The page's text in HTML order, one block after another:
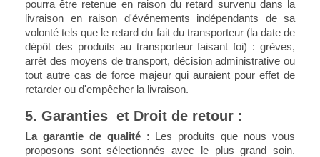
pourra être retenue en raison du retard survenu dans la
livraison en raison d'événements indépendants de sa
volonté tels que le retard du fait du transporteur (la date de
dépôt des produits au transporteur faisant foi) : grèves,
arrêt des moyens de transport, décision administrative ou
tout autre cas de force majeur qui auraient pour effet de
retarder ou d'empêcher la livraison.
5. Garanties et Droit de retour :
La garantie de qualité : Les produits que nous vous
proposons sont sélectionnés avec le plus grand soin.